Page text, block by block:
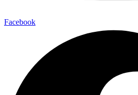
Facebook